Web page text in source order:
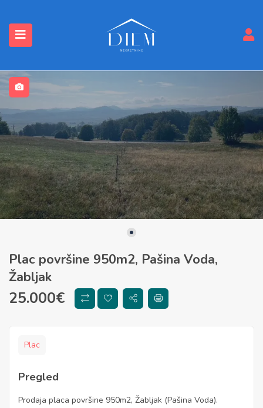
(Nekretnine)
Plac površine 950m2, Pašina Voda,
Žabljak
25.000€
Plac
Pregled
Prodaja placa površine 950m2, Žabljak (Pašina Voda).